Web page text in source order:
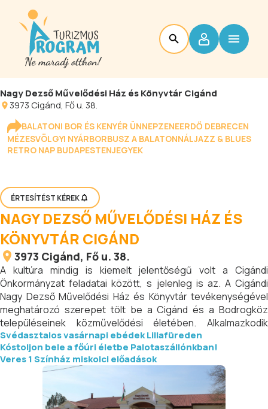
Nagy Dezső Művelődési Ház és Könyvtár Cigánd
3973Cigánd, Fő u. 38.
BALATONI BOR ÉS KENYÉR ÜNNEPZENEERDŐ DEBRECEN
MÉZESVÖLGYI NYÁRBORBUSZ A BALATONNÁLJAZZ & BLUES
RETRO NAP BUDAPESTENJEGYEK
ÉRTESÍTÉST KÉREK
NAGY DEZSŐ MŰVELŐDÉSI HÁZ ÉS
KÖNYVTÁR CIGÁND
3973 Cigánd, Fő u. 38.
A kultúra mindig is kiemelt jelentőségű volt a Cigándi
Önkormányzat feladatai között, s jelenleg is az. A Cigándi
Nagy Dezső Művelődési Ház és Könyvtár tevékenységével
meghatározó szerepet tölt be a Cigánd és a Bodrogköz
településeinek közművelődési életében. Alkalmazkodik
közvetlen környezete művelődési igényeihez, elvárásaihoz
és kielégíti a lakosság művelődési igényeit. Tartalmi munkája
igen sokrétű és változatos. Programokat, rendezvényeket
szervez, kiemelten kezelve a rétegművelődést és felvállalva
a kulturált szórakozást. Nagy hangsúlyt fektet a
hagyományok ápolására és azok kibővítésére, megújítására.
Svédasztalos vasárnapi ebédek Lillafüreden
Kóstoljon bele a főúri életbe Palotaszállónkban!
Veres 1 Színház miskolci előadások